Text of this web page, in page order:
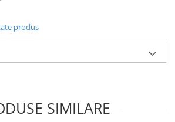
produs
SIMILARE